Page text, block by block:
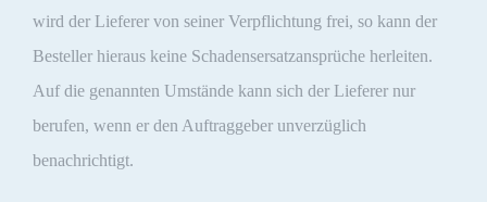
wird der Lieferer von seiner Verpflichtung frei, so kann der
Besteller hieraus keine Schadensersatzansprüche herleiten.
Auf die genannten Umstände kann sich der Lieferer nur
berufen, wenn er den Auftraggeber unverzüglich
benachrichtigt.